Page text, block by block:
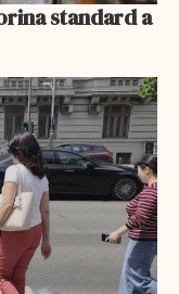
standard a